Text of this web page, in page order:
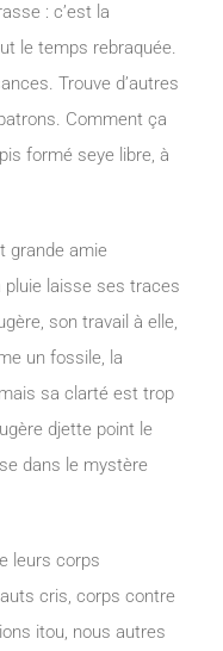
: c’est la
le temps rebraquée.
Trouve d’autres
Comment ça
formé seye libre, à
grande amie
pluie laisse ses traces
son travail à elle,
un fossile, la
sa clarté est trop
djette point le
dans le mystère
leurs corps
cris, corps contre
itou, nous autres